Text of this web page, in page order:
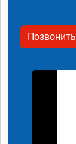
Позвонить